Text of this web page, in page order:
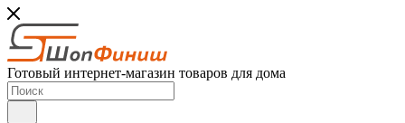
Готовый интернет-магазин товаров для дома